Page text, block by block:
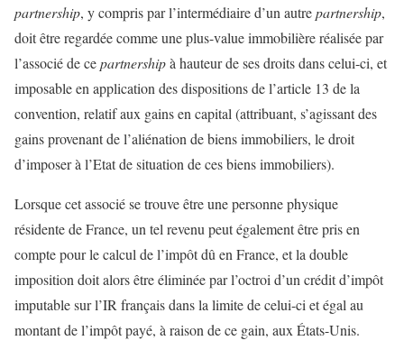
partnership, y compris par l’intermédiaire d’un autrepartnership,
doit être regardée comme une plus-value immobilière réalisée par
l’associé de cepartnershipà hauteur de ses droits dans celui-ci, et
imposable en application des dispositions de l’article 13 de la
convention, relatif aux gains en capital (attribuant, s’agissant des
gains provenant de l’aliénation de biens immobiliers, le droit
d’imposer à l’Etat de situation de ces biens immobiliers).
Lorsque cet associé se trouve être une personne physique
résidente de France, un tel revenu peut également être pris en
compte pour le calcul de l’impôt dû en France, et la double
imposition doit alors être éliminée par l’octroi d’un crédit d’impôt
imputable sur l’IR français dans la limite de celui-ci et égal au
montant de l’impôt payé, à raison de ce gain, aux États-Unis.